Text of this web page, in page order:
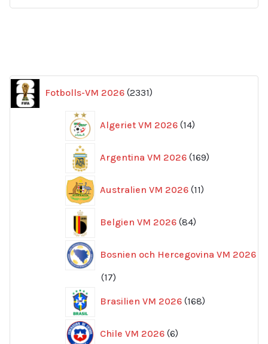
Fotbolls-VM 2026 2331
produkter
Algeriet VM 2026 14
produkter
Argentina VM 2026 169
produkter
Australien VM 2026 11
produkter
Belgien VM 2026 84
produkter
Bosnien och Hercegovina VM 2026
1717
Brasilien VM 2026 168
produkter
Chile VM 2026 6
produkter